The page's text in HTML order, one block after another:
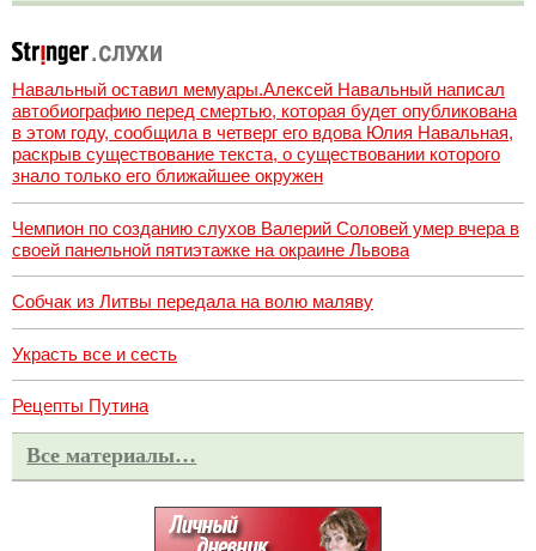
Навальный оставил мемуары.Алексей Навальный написал
автобиографию перед смертью, которая будет опубликована
в этом году, сообщила в четверг его вдова Юлия Навальная,
раскрыв существование текста, о существовании которого
знало только его ближайшее окружен
Чемпион по созданию слухов Валерий Соловей умер вчера в
своей панельной пятиэтажке на окраине Львова
Собчак из Литвы передала на волю маляву
Украсть все и сесть
Рецепты Путина
Все материалы…